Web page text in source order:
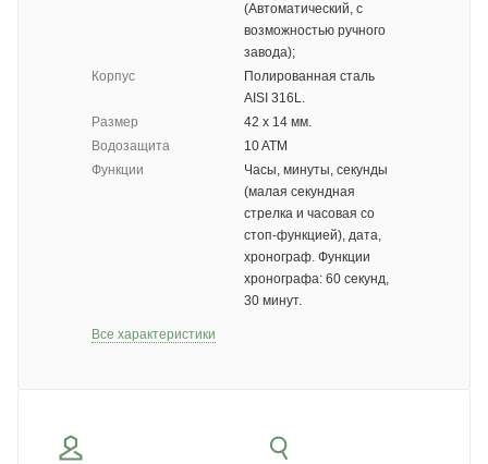
(Автоматический, с
возможностью ручного
завода);
Корпус
Полированная сталь
AISI 316L.
Размер
42 х 14 мм.
Водозащита
10 ATM
Функции
Часы, минуты, секунды
(малая секундная
стрелка и часовая со
стоп-функцией), дата,
хронограф. Функции
хронографа: 60 секунд,
30 минут.
Все характеристики